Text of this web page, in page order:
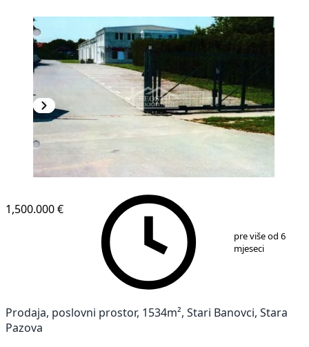
6
1,500.000 €
pre više od 6
mjeseci
Prodaja, poslovni prostor, 1534m², Stari Banovci, Stara
Pazova